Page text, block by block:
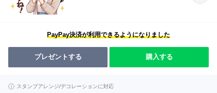
PayPay決済が利用できるようになりました
プレゼントする 購入する
スタンプアレンジ/デコレーションに対応